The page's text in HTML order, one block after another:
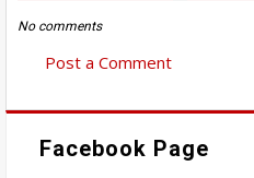
No comments
Post a Comment
Facebook Page